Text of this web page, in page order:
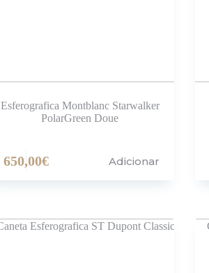
Esferografica Montblanc Starwalker
PolarGreen Doue
650,00€ Adicionar